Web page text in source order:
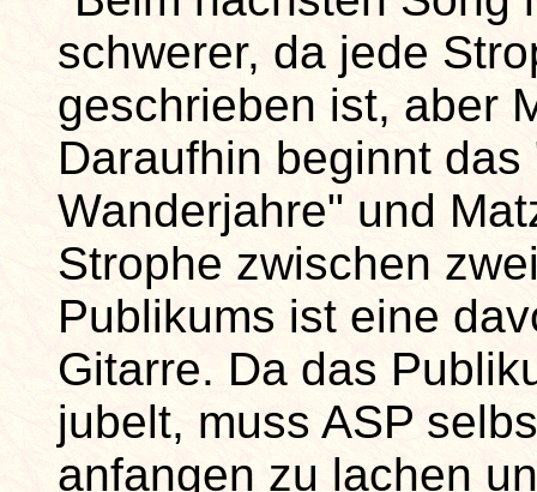
schwerer, da jede
geschrieben ist, aber
Daraufhin beginnt
Wanderjahre" und
Strophe zwischen
Publikums ist eine
Gitarre. Da das
jubelt, muss ASP
anfangen zu lachen